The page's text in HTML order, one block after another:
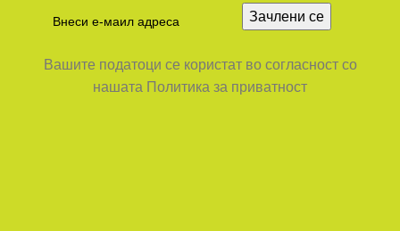
Вашите податоци се користат во согласност со
нашата Политика за приватност